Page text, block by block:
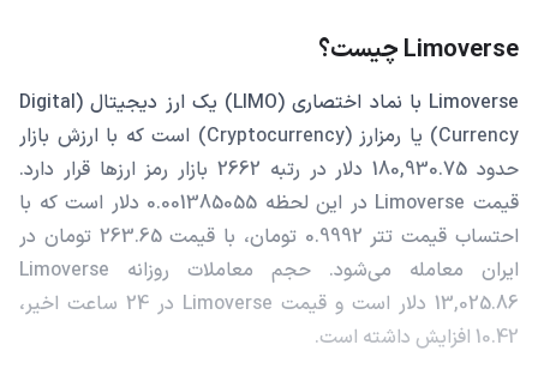
Limoverse چیست؟
Limoverse با نماد اختصاری (LIMO) یک ارز دیجیتال (Digital
Currency) یا رمزارز (Cryptocurrency) است که با ارزش بازار
حدود 180,930.75 دلار در رتبه 2662 بازار رمز ارزها قرار دارد.
قیمت Limoverse در این لحظه 0.001385055 دلار است که با
احتساب قیمت تتر 0.9992 تومان، با قیمت 263.65 تومان در
ایران معامله می‌شود. حجم معاملات روزانه Limoverse
13,025.86 دلار است و قیمت Limoverse در 24 ساعت اخیر،
10.42 افزایش داشته است.